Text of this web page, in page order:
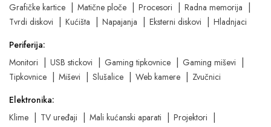
Grafičke kartice
Matične ploče Procesori
Radna memorija
Tvrdi diskovi
Kućišta Napajanja Eksterni diskovi
Hladnjaci
Periferija:
Monitori
USB stickovi Gaming tipkovnice
Gaming miševi
Tipkovnice
Miševi Slušalice Web kamere
Zvučnici
Elektronika:
Klime
TV uređaji Mali kućanski aparati
Projektori